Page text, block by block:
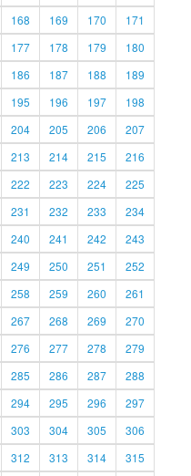
168 169 170
171
177 178 179
180
186 187 188
189
195 196 197
198
204 205 206
207
213 214 215
216
222 223 224
225
231 232 233
234
240 241 242
243
249 250 251
252
258 259 260
261
267 268 269
270
276 277 278
279
285 286 287
288
294 295 296
297
303 304 305
306
312 313 314 315